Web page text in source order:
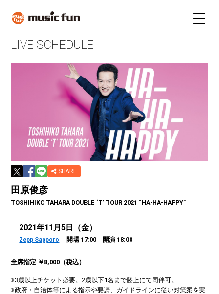
LIVE SCHEDULE
INFORMATION
FUN RADIO TALENT
MAIL MAGAZINE
LIVE SCHEDULE
SHARE
田原俊彦
TOSHIHIKO TAHARA DOUBLE ‘T’ TOUR 2021 “HA-HA-HAPPY”
2021年11月5日（金）
Zepp Sapporo 開場 17:00 開演 18:00
全席指定 ￥8,000（税込）
※3歳以上チケット必要。2歳以下1名まで膝上にて同伴可。
※政府・自治体等による指示や要請、ガイドラインに従い対策案を実